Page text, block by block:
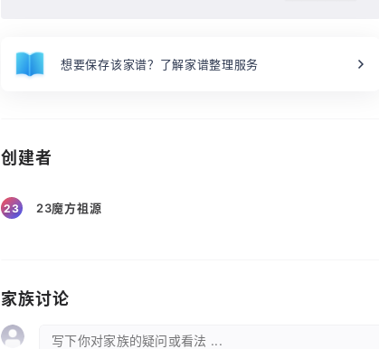
想要保存该家谱？了解家谱整理服务
创建者
23 23魔方祖源
家族讨论
写下你对家族的疑问或看法 ...